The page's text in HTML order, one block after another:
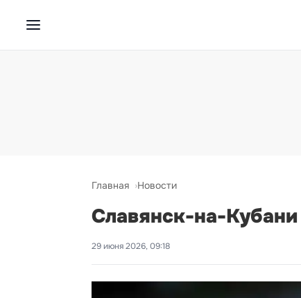
Главная Новости
Славянск-на-
29 июня 2026, 09:18